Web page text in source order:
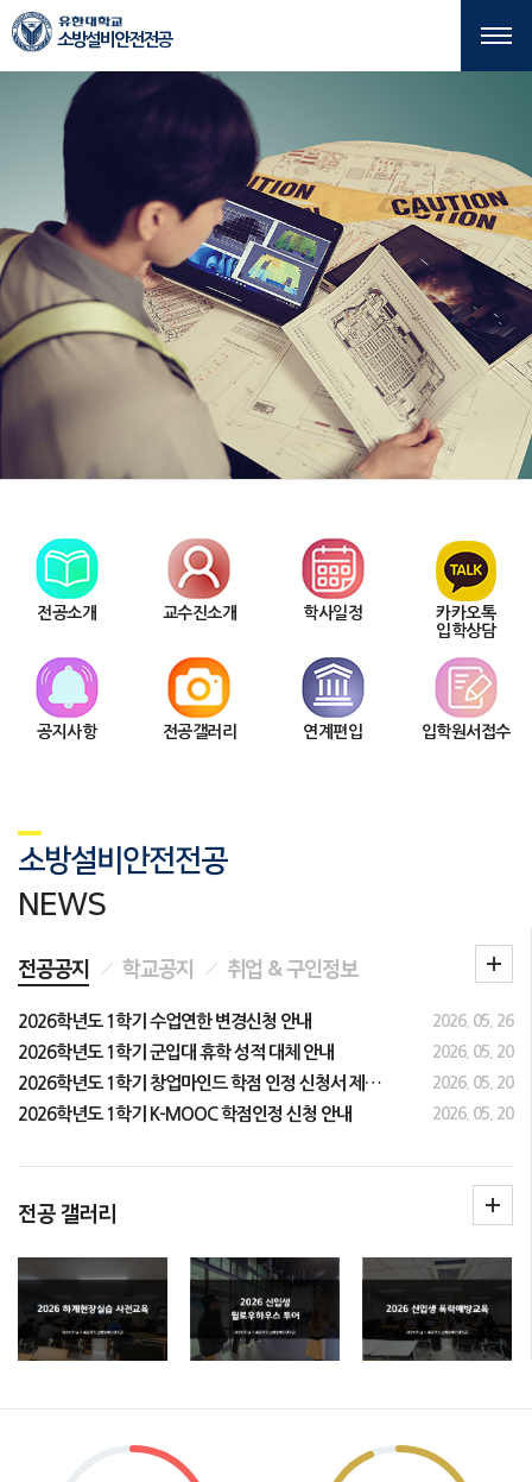
본문 바로가기 주메뉴 바로가기
소방설비안전전공
전공소개 교수진소개 학사일정
카카오톡
입학상담
공지사항 전공갤러리 연계편입 입학원서접수
소방설비안전전공
NEWS
전공공지
2026학년도 1학기 수업연한 변경신청 안내 2026. 05. 26
2026학년도 1학기 군입대 휴학 성적 대체 안내 2026. 05. 20
2026학년도 1학기 창업마인드 학점 인정 신청서 제출 안내 2026. 05. 20
2026학년도 1학기 K-MOOC 학점인정 신청 안내 2026. 05. 20
학교공지 취업 & 구인정보
전공 갤러리